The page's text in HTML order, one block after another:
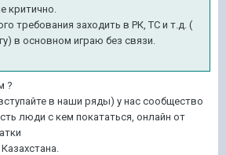
критично.
требования заходить в РК, ТС и т.д. (
в основном играю без связи.
?
в наши ряды) у нас сообщество
люди с кем покататься, онлайн от